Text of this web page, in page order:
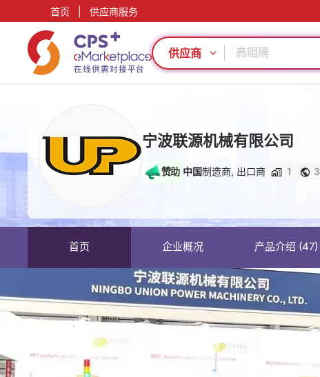
首页 供应商服务
供应商
绿色成型方案
高阻隔
PP
耐高温
PET
高阻隔
定制化
食品级
耐高温
节能
PET
宁波联源机械有限公司
赞助 中国制造商, 出口商 1 3
首页 企业概况 产品介绍 (47)